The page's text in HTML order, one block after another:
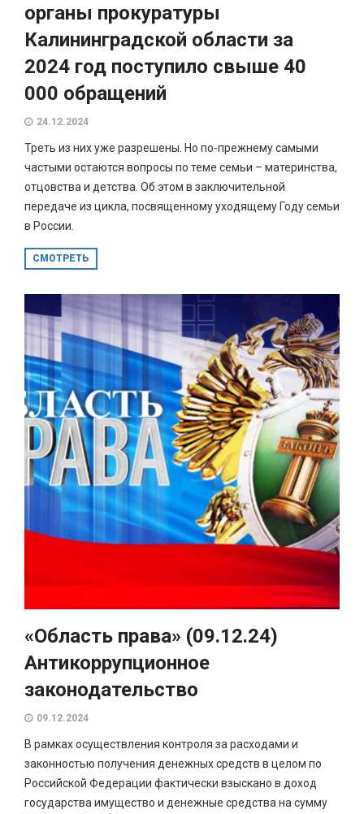
органы прокуратуры
Калининградской области за
2024 год поступило свыше 40
000 обращений
24.12.2024
Треть из них уже разрешены. Но по-прежнему самыми
частыми остаются вопросы по теме семьи – материнства,
отцовства и детства. Об этом в заключительной
передаче из цикла, посвященному уходящему Году семьи
в России.
СМОТРЕТЬ
«Область права» (09.12.24)
Антикоррупционное
законодательство
09.12.2024
В рамках осуществления контроля за расходами и
законностью получения денежных средств в целом по
Российской Федерации фактически взыскано в доход
государства имущество и денежные средства на сумму